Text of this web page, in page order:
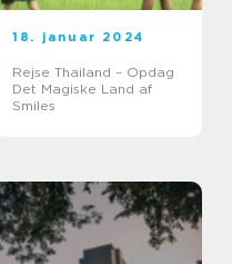
18. januar 2024
Rejse Thailand – Opdag
Det Magiske Land af
Smiles